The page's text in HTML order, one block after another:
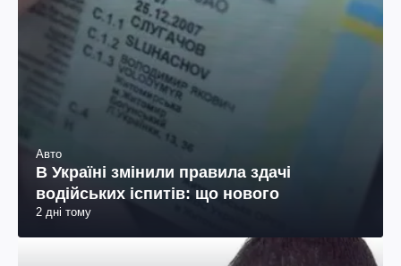
Авто
В Україні змінили правила здачі
водійських іспитів: що нового
2 дні тому